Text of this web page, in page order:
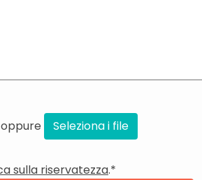
Seleziona i file
sulla riservatezza.*